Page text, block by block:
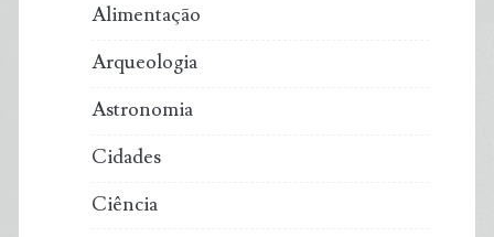
Alimentação
Arqueologia
Astronomia
Cidades
Ciência